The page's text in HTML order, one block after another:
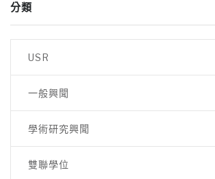
分類
USR
一般興聞
學術研究興聞
雙聯學位